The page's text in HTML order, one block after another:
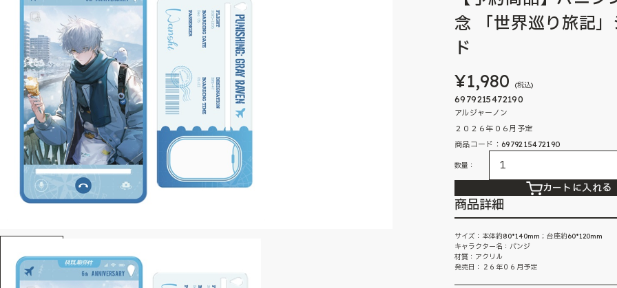
念 「世界巡り旅記
ド
¥1,980 (税込)
6979215472190
アルジャーノン
２０２６年０６月予定
商品コード：6979215472190
数量：
カートに入れる
商品詳細
サイズ：本体約80*140mm；台座約60*120mm
キャラクター名：バンジ
材質：アクリル
発売日：２６年０６月予定